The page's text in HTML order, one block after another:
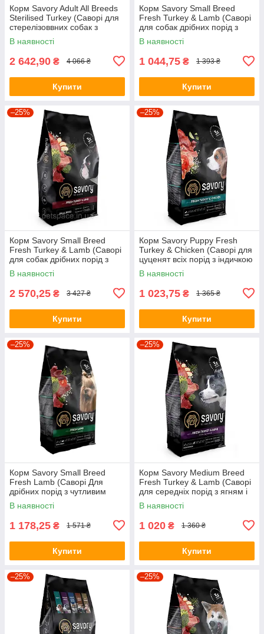
Корм Savory Adult All Breeds
Sterilised Turkey (Саворі для
стерелізоввних собак з
індичкою) 12кг.
В наявності
2 642,90 ₴ 4 066 ₴
Купити
Корм Savory Small Breed
Fresh Turkey & Lamb (Саворі
для собак дрібних порід з
індичкою і ягням) 3кг.
В наявності
1 044,75 ₴ 1 393 ₴
Купити
–25%
Корм Savory Small Breed
Fresh Turkey & Lamb (Саворі
для собак дрібних порід з
індичкою і ягням) 8кг.
В наявності
2 570,25 ₴ 3 427 ₴
Купити
–25%
Корм Savory Puppy Fresh
Turkey & Chicken (Саворі для
цуценят всіх порід з індичкою
і куркою) 3кг.
В наявності
1 023,75 ₴ 1 365 ₴
Купити
–25%
Корм Savory Small Breed
Fresh Lamb (Саворі Для
дрібних порід з чутливим
травленням з ягням) 3кг.
В наявності
1 178,25 ₴ 1 571 ₴
Купити
–25%
Корм Savory Medium Breed
Fresh Turkey & Lamb (Саворі
для середніх порід з ягням і
індичкою) 3кг.
В наявності
1 020 ₴ 1 360 ₴
Купити
–25% –25%